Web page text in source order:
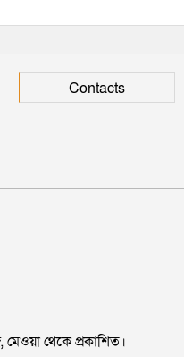
Contacts
মেওয়া থেকে প্রকাশিত।